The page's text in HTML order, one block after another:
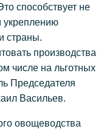
способствует не
укреплению
страны.
производства
числе на льготных
Председателя
Васильев.
овощеводства